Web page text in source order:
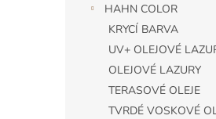
HAHN COLOR
KRYCÍ BARVA
UV+ OLEJOVÉ
OLEJOVÉ LAZURY
TERASOVÉ OLEJE
TVRDÉ VOSKOVÉ